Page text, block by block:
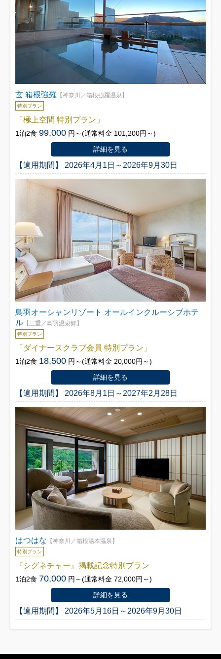
玄 箱根強羅 【神奈川／箱根強羅温泉】
特別プラン
「極上空間 特別プラン」
1泊2食99,000 円～(通常料金 101,200円～)
詳細を見る
【適用期間】 2026年4月1日～2026年9月30日
鳥羽オーシャンリゾート オールインクルーシブホテ
ル 【三重／鳥羽温泉郷】
特別プラン
「ダイナースクラブ会員 特別プラン」
1泊2食 18,500 円～(通常料金 20,000円～)
詳細を見る
【適用期間】 2026年8月1日～2027年2月28日
はつはな 【神奈川／箱根湯本温泉】
特別プラン
『シグネチャー』掲載記念特別プラン
1泊2食 70,000 円～(通常料金 72,000円～)
詳細を見る
【適用期間】 2026年5月16日～2026年9月30日